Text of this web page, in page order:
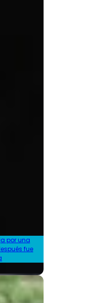
por una
fue